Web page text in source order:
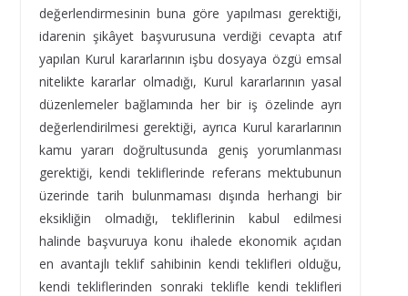
değerlendirmesinin buna göre yapılması gerektiği,
idarenin şikâyet başvurusuna verdiği cevapta atıf
yapılan Kurul kararlarının işbu dosyaya özgü emsal
nitelikte kararlar olmadığı, Kurul kararlarının yasal
düzenlemeler bağlamında her bir iş özelinde ayrı
değerlendirilmesi gerektiği, ayrıca Kurul kararlarının
kamu yararı doğrultusunda geniş yorumlanması
gerektiği, kendi tekliflerinde referans mektubunun
üzerinde tarih bulunmaması dışında herhangi bir
eksikliğin olmadığı, tekliflerinin kabul edilmesi
halinde başvuruya konu ihalede ekonomik açıdan
en avantajlı teklif sahibinin kendi teklifleri olduğu,
kendi tekliflerinden sonraki teklifle kendi teklifleri